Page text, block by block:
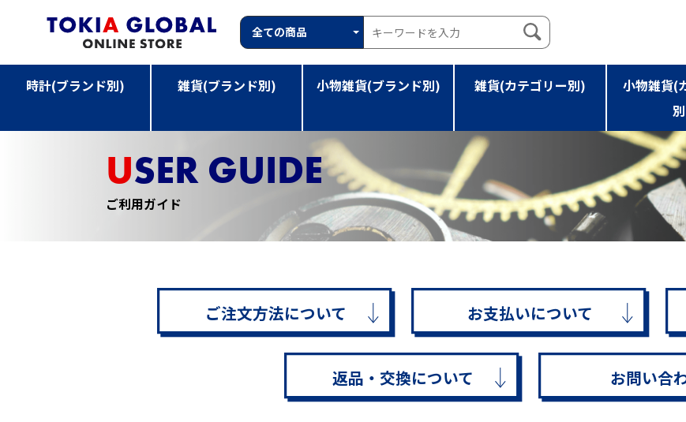
時計(ブランド別) 雑貨(ブランド別) 小物雑貨(ブランド別) 雑貨(カテゴリー別)
小物雑貨(
USER GUIDE
ご利用ガイド
ご注文方法について お支払いについて
返品・交換について お問い合